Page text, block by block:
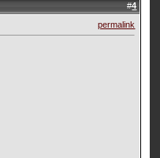
#4
permalink